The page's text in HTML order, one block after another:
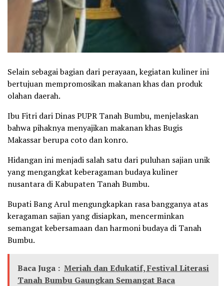
Selain sebagai bagian dari perayaan, kegiatan kuliner ini
bertujuan mempromosikan makanan khas dan produk
olahan daerah.
Ibu Fitri dari Dinas PUPR Tanah Bumbu, menjelaskan
bahwa pihaknya menyajikan makanan khas Bugis
Makassar berupa coto dan konro.
Hidangan ini menjadi salah satu dari puluhan sajian unik
yang mengangkat keberagaman budaya kuliner
nusantara di Kabupaten Tanah Bumbu.
Bupati Bang Arul mengungkapkan rasa bangganya atas
keragaman sajian yang disiapkan, mencerminkan
semangat kebersamaan dan harmoni budaya di Tanah
Bumbu.
Baca Juga : Meriah dan Edukatif, Festival Literasi
Tanah Bumbu Gaungkan Semangat Baca